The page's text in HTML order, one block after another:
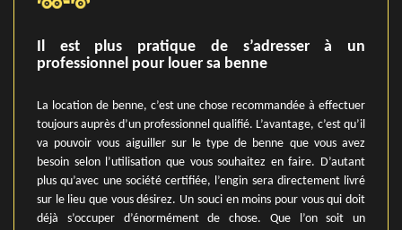
Il est plus pratique de s’adresser à un
professionnel pour louer sa benne
La location de benne, c’est une chose recommandée à effectuer
toujours auprès d’un professionnel qualifié. L’avantage, c’est qu’il
va pouvoir vous aiguiller sur le type de benne que vous avez
besoin selon l’utilisation que vous souhaitez en faire. D’autant
plus qu’avec une société certifiée, l’engin sera directement livré
sur le lieu que vous désirez. Un souci en moins pour vous qui doit
déjà s’occuper d’énormément de chose. Que l’on soit un